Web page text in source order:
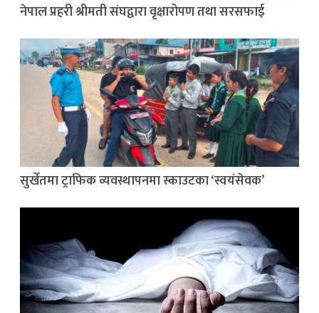
नेपाल प्रहरी श्रीमती संघद्वारा वृक्षारोपण तथा सरसफाई
सुर्खेतमा ट्राफिक व्यवस्थापनमा स्काउटका ‘स्वयंसेवक’